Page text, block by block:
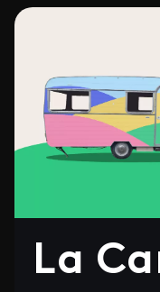
La